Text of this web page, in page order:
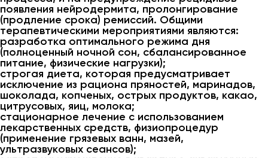
появления нейродермита, пролонгирование
(продление срока) ремиссий. Общими
терапевтическими мероприятиями являются:
разработка оптимального режима дня
(полноценный ночной сон, сбалансированное
питание, физические нагрузки);
строгая диета, которая предусматривает
исключение из рациона пряностей, маринадов,
шоколада, копченых, острых продуктов, какао,
цитрусовых, яиц, молока;
стационарное лечение с использованием
лекарственных средств, физиопроцедур
(применение грязевых ванн, мазей,
ультразвуковых сеансов);